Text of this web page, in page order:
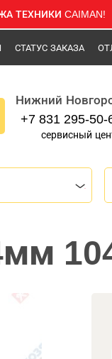
ТЕХНИКИ CAIMAN!
СТАТУС ЗАКАЗА
Нижний
+7 831 295-50-
сервисный